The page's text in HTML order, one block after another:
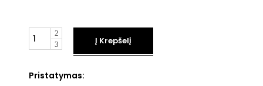
Kiekis
Į Krepšelį
Pristatymas: